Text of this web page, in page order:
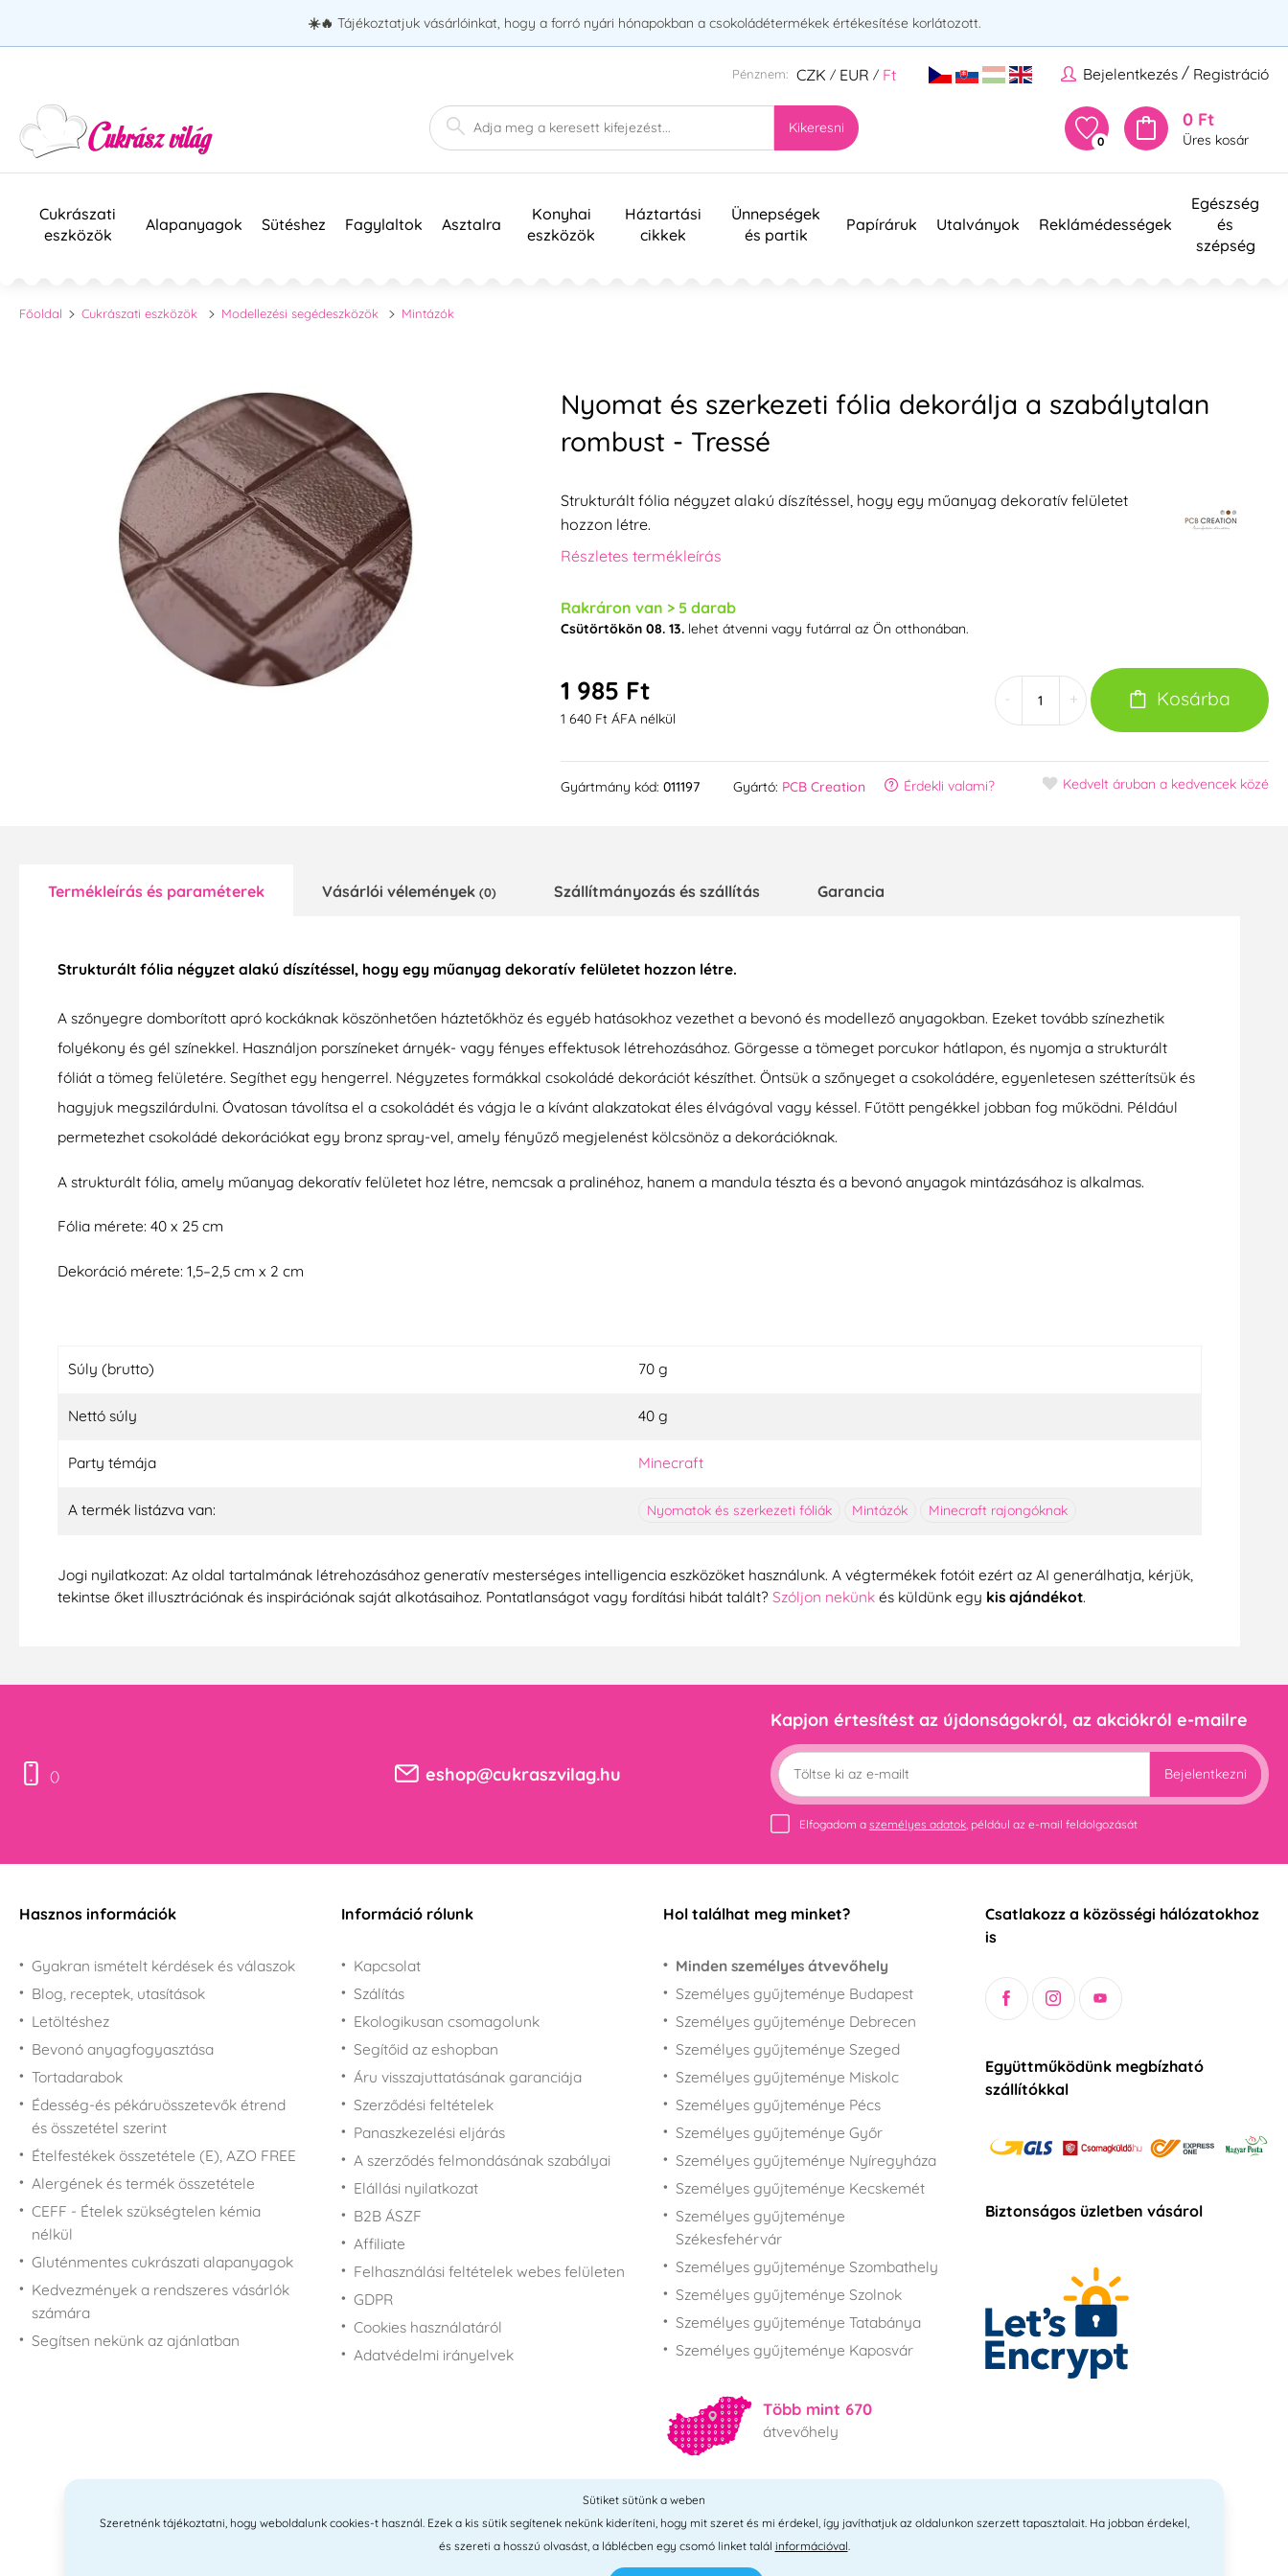
☀️🔥 Tájékoztatjuk vásárlóinkat, hogy a forró nyári hónapokban a csokoládétermékek értékesítése korlátozott.
Bejelentkezés / Registráció
Pénznem: CZK / EUR / Ft
Kikeresni
0
0 Ft
Üres kosár
Cukrászati
eszközök
Alapanyagok Sütéshez Fagylaltok Asztalra
Konyhai
eszközök
Háztartási
cikkek
Ünnepségek
és partik
Papíráruk Utalványok Reklámédességek
Egészség
és
szépség
Főoldal Cukrászati eszközök Modellezési segédeszközök Mintázók
Nyomat és szerkezeti fólia dekorálja a szabálytalan
rombust - Tressé
Strukturált fólia négyzet alakú díszítéssel, hogy egy műanyag dekoratív felületet
hozzon létre.
Részletes termékleírás
Rakráron van > 5 darab
Csütörtökön 08. 13.lehet átvenni vagy futárral az Ön otthonában.
1 985 Ft
1 640 Ft ÁFA nélkül
+ Kosárba
Gyártmány kód: 011197 Gyártó: PCB Creation Érdekli valami? Kedvelt áruban a kedvencek közé
Termékleírás és paraméterek Vásárlói vélemények (0) Szállítmányozás és szállítás Garancia
Strukturált fólia négyzet alakú díszítéssel, hogy egy műanyag dekoratív felületet hozzon létre.
A szőnyegre domborított apró kockáknak köszönhetően háztetőkhöz és egyéb hatásokhoz vezethet a bevonó és modellező anyagokban. Ezeket tovább színezhetik
folyékony és gél színekkel. Használjon porszíneket árnyék- vagy fényes effektusok létrehozásához. Görgesse a tömeget porcukor hátlapon, és nyomja a strukturált
fóliát a tömeg felületére. Segíthet egy hengerrel. Négyzetes formákkal csokoládé dekorációt készíthet. Öntsük a szőnyeget a csokoládére, egyenletesen szétterítsük és
hagyjuk megszilárdulni. Óvatosan távolítsa el a csokoládét és vágja le a kívánt alakzatokat éles élvágóval vagy késsel. Fűtött pengékkel jobban fog működni. Például
permetezhet csokoládé dekorációkat egy bronz spray-vel, amely fényűző megjelenést kölcsönöz a dekorációknak.
A strukturált fólia, amely műanyag dekoratív felületet hoz létre, nemcsak a pralinéhoz, hanem a mandula tészta és a bevonó anyagok mintázásához is alkalmas.
Fólia mérete: 40 x 25 cm
Dekoráció mérete: 1,5–2,5 cm x 2 cm
Súly (brutto) 70 g
Nettó súly 40 g
Party témája Minecraft
A termék listázva van: Nyomatok és szerkezeti fóliák Mintázók Minecraft rajongóknak
Jogi nyilatkozat: Az oldal tartalmának létrehozásához generatív mesterséges intelligencia eszközöket használunk. A végtermékek fotóit ezért az AI generálhatja, kérjük,
tekintse őket illusztrációnak és inspirációnak saját alkotásaihoz. Pontatlanságot vagy fordítási hibát talált? Szóljon nekünk és küldünk egy kis ajándékot.
() eshop@cukraszvilag.hu
Kapjon értesítést az újdonságokról, az akciókról e-mailre
Bejelentkezni
Elfogadom a személyes adatok, például az e-mail feldolgozását
Hasznos információk
Gyakran ismételt kérdések és válaszok
Blog, receptek, utasítások
Letöltéshez
Bevonó anyagfogyasztása
Tortadarabok
Édesség-és pékáruösszetevők étrend
és összetétel szerint
Ételfestékek összetétele (E), AZO FREE
Alergének és termék összetétele
CEFF - Ételek szükségtelen kémia
nélkül
Gluténmentes cukrászati alapanyagok
Kedvezmények a rendszeres vásárlók
számára
Segítsen nekünk az ajánlatban
Információ rólunk
Kapcsolat
Szálítás
Ekologikusan csomagolunk
Segítőid az eshopban
Áru visszajuttatásának garanciája
Szerződési feltételek
Panaszkezelési eljárás
A szerződés felmondásának szabályai
Elállási nyilatkozat
B2B ÁSZF
Affiliate
Felhasználási feltételek webes felületen
GDPR
Cookies használatáról
Adatvédelmi irányelvek
Hol találhat meg minket?
Minden személyes átvevőhely
Személyes gyűjteménye Budapest
Személyes gyűjteménye Debrecen
Személyes gyűjteménye Szeged
Személyes gyűjteménye Miskolc
Személyes gyűjteménye Pécs
Személyes gyűjteménye Győr
Személyes gyűjteménye Nyíregyháza
Személyes gyűjteménye Kecskemét
Személyes gyűjteménye
Székesfehérvár
Személyes gyűjteménye Szombathely
Személyes gyűjteménye Szolnok
Személyes gyűjteménye Tatabánya
Személyes gyűjteménye Kaposvár
Több mint 670
átvevőhely
Összes hely
Csatlakozz a közösségi hálózatokhoz
is
Együttműködünk megbízható
szállítókkal
Biztonságos üzletben vásárol
Sütiket sütünk a weben
Szeretnénk tájékoztatni, hogy weboldalunk cookies-t használ. Ezek a kis sütik segítenek nekünk kideríteni, hogy mit szeret és mi érdekel, így javíthatjuk az oldalunkon szerzett tapasztalait. Ha jobban érdekel,
és szereti a hosszú olvasást, a láblécben egy csomó linket talál információval.